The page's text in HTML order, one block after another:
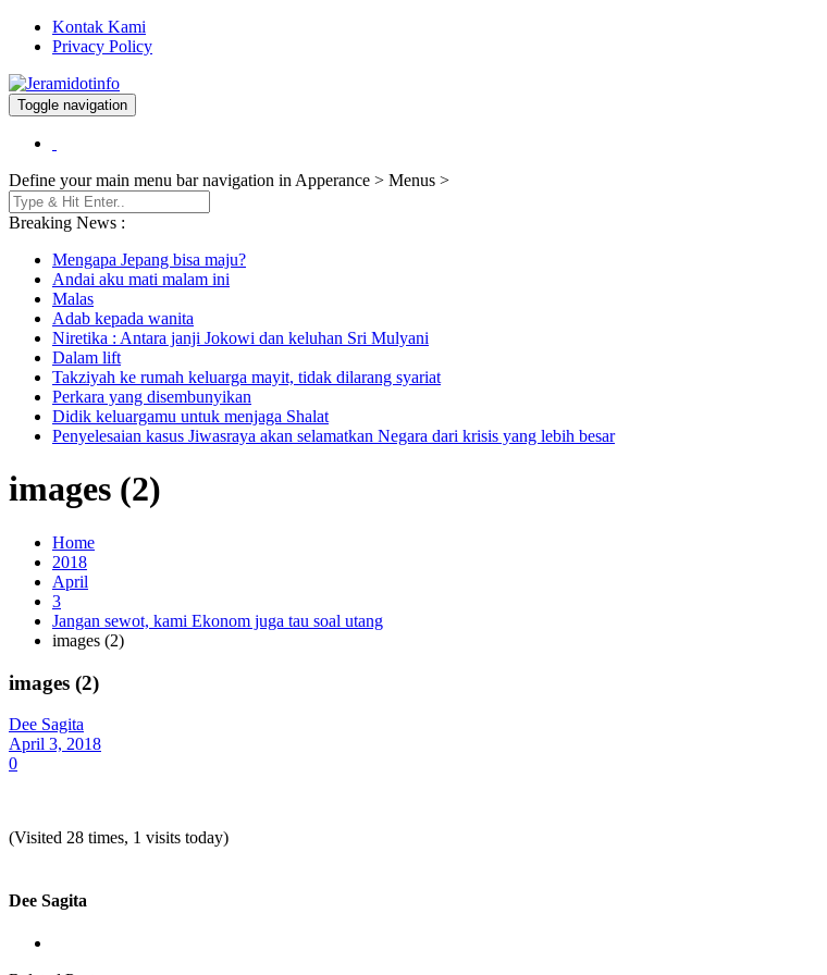
Kontak Kami
Privacy Policy
Jeramidotinfo
Berita dan Informasi Terkini
Toggle navigation
Define your main menu bar navigation in Apperance > Menus >
Breaking News :
Mengapa Jepang bisa maju?
Andai aku mati malam ini
Malas
Adab kepada wanita
Niretika : Antara janji Jokowi dan keluhan Sri Mulyani
Dalam lift
Takziyah ke rumah keluarga mayit, tidak dilarang syariat
Perkara yang disembunyikan
Didik keluargamu untuk menjaga Shalat
Penyelesaian kasus Jiwasraya akan selamatkan Negara dari krisis yang lebih besar
images (2)
Home
2018
April
3
Jangan sewot, kami Ekonom juga tau soal utang
images (2)
images (2)
Dee Sagita
April 3, 2018
0
(Visited 28 times, 1 visits today)
Dee Sagita